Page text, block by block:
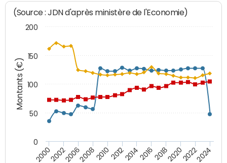
Montants (€)
(Source : JDN d'après ministère de l'Economie)
200020022006200820102012201420162018202020222024
0
50
100
150
200